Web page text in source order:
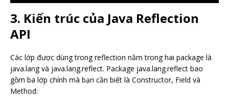
3. Kiến trúc của Java Reflection
API
Các lớp được dùng trong reflection nằm trong hai package là
java.lang và java.lang.reflect. Package java.lang.reflect bao
gồm ba lớp chính mà bạn cần biết là Constructor, Field và
Method: